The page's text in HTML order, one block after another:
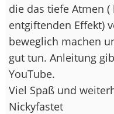
die das tiefe Atmen (
entgiftenden Effekt)
beweglich machen
gut tun. Anleitung
YouTube.
Viel Spaß und
Nickyfastet